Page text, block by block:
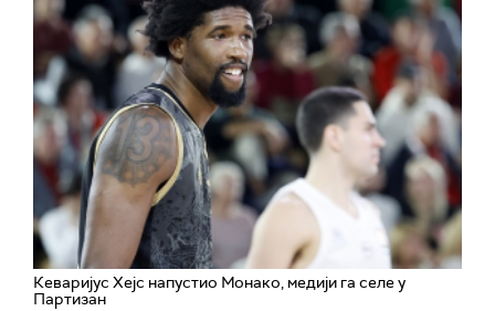
Кеваријус Хејс напустио Монако, медији га селе у
Партизан